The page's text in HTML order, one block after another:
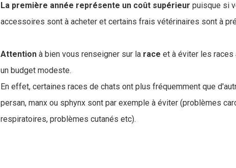
La première année représente un coût supérieur puisque si
accessoires sont à acheter et certains frais vétérinaires sont à
Attention à bien vous renseigner sur la race et à éviter les
un budget modeste.
En effet, certaines races de chats ont plus fréquemment que
persan, manx ou sphynx sont par exemple à éviter (problèmes
respiratoires, problèmes cutanés etc).